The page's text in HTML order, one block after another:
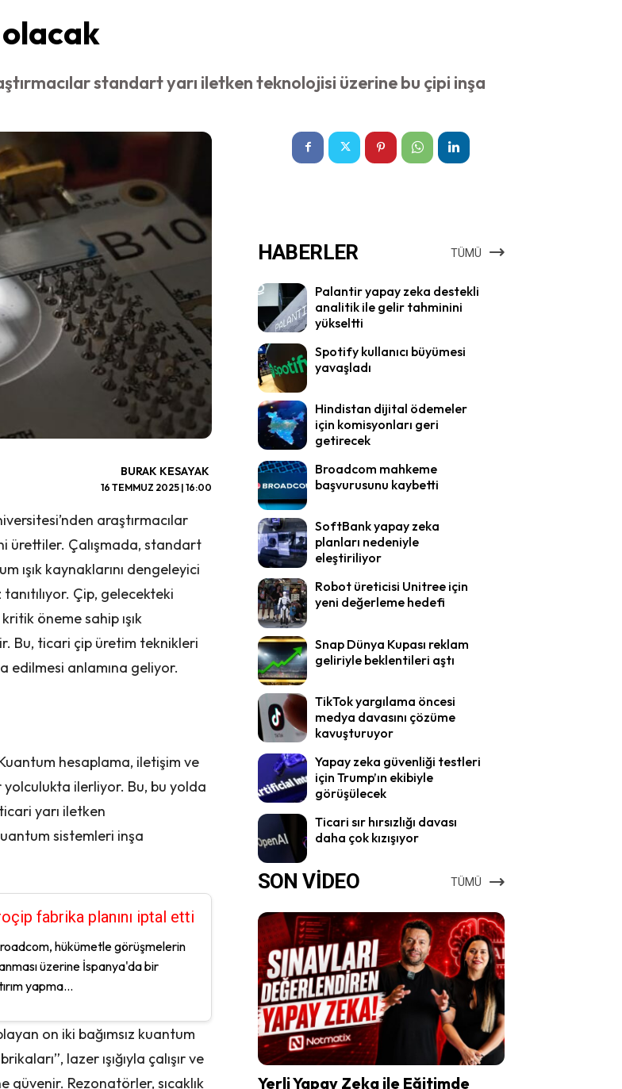
olacak
standart yarı iletken teknolojisi üzerine bu çipi inşa
BURAK KESAYAK
16 TEMMUZ 2025 | 16:00
araştırmacılar
ürettiler. Çalışmada, standart
ışık kaynaklarını dengeleyici
Çip, gelecekteki
öneme sahip ışık
Bu, ticari çip üretim teknikleri
edilmesi anlamına geliyor.
hesaplama, iletişim ve
yolculukta ilerliyor. Bu, bu yolda
yarı iletken
sistemleri inşa
fabrika planını iptal etti
hükümetle görüşmelerin
üzerine İspanya'da bir
yapma...
on iki bağımsız kuantum
lazer ışığıyla çalışır ve
Rezonatörler, sıcaklık
HABERLER TÜMÜ
Palantir yapay zeka destekli
analitik ile gelir tahminini
yükseltti
Spotify kullanıcı büyümesi
yavaşladı
Hindistan dijital ödemeler
için komisyonları geri
getirecek
Broadcom mahkeme
başvurusunu kaybetti
SoftBank yapay zeka
planları nedeniyle
eleştiriliyor
Robot üreticisi Unitree için
yeni değerleme hedefi
Snap Dünya Kupası reklam
geliriyle beklentileri aştı
TikTok yargılama öncesi
medya davasını çözüme
kavuşturuyor
Yapay zeka güvenliği testleri
için Trump’ın ekibiyle
görüşülecek
Ticari sır hırsızlığı davası
daha çok kızışıyor
SON VİDEO TÜMÜ
Yerli Yapay Zeka ile Eğitimde